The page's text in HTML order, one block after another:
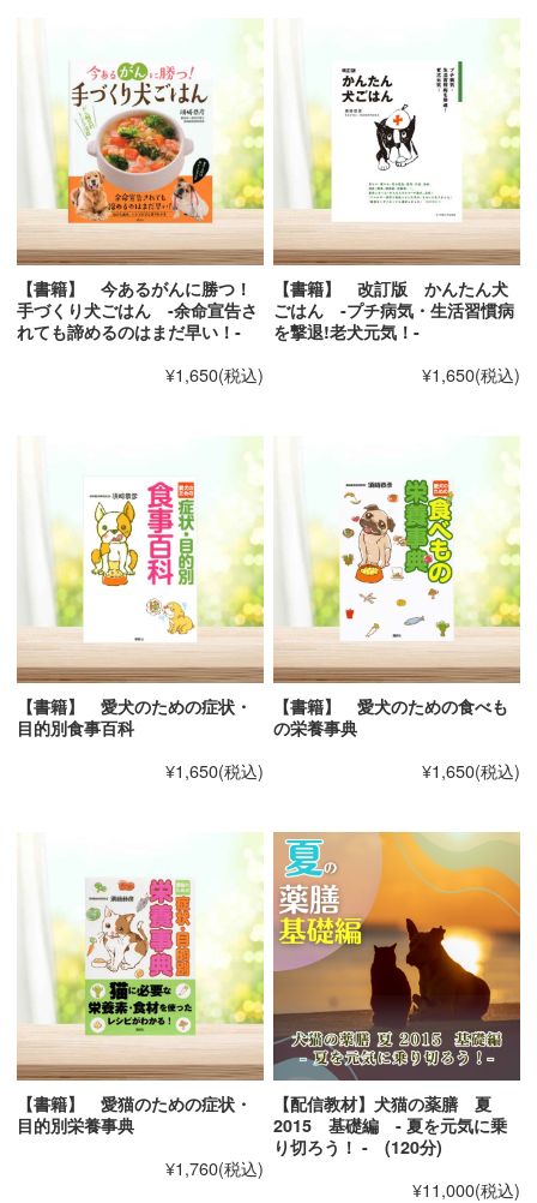
手軽に始められるものですのですし、レシピの内容も
実践で使われているものですから
安心してこの本を参考にしてみてください。
インスタントフードより食材から調理したごはんを食
べさせたいけれど
「時間短縮できたらうれしいな…」という愛犬家に、
入門書としてオススメの一冊です。
ｃｈａｐｔｅｒ ３ 不調の原因を取り除く
病気予防レシピ
・白身魚の野菜蒸し
・豆乳入りとろろそば
・根菜と鶏肉のだし煮込み
・豚肉と野菜のごま炒め
・牛肉サラダ
・魚のきのこのせ
・キャベツと鶏肉のとろみ煮
・鶏肉と大根のやわらか煮
・肉豆腐うどん
ＯＮＥ ＰＯＩＮＴ ＡＤＶＩＣＥ ０２犬の好
みの見つけ方
ｃｈａｐｔｅｒ ４ すぐにできるらくらく
お手軽レシピ
・２種類のタレで食べる焼き肉
・ごほうびすき焼き
・サイコロステーキのヨーグルトソース添え
・カジキマグロのあんかけ
・時間がないときでも一緒にごはん
ＯＮＥ ＰＯＩＮＴ ＡＤＶＩＣＥ ０３簡単時
短テクニック
ｃｈａｐｔｅｒ ５ 特別な日に楽しみたい
イベントレシピ
・いちごのレアチーズケーキ
・ショートロールケーキ
・かぼちゃケーキ
【書籍】 今あるがんに勝つ！
手づくり犬ごはん -余命宣告さ
れても諦めるのはまだ早い！-
¥1,650(税込)
【書籍】 改訂版 かんたん犬
ごはん -プチ病気・生活習慣病
を撃退!老犬元気！-
¥1,650(税込)
【書籍】 愛犬のための症状・
目的別食事百科
¥1,650(税込)
【書籍】 愛犬のための食べも
の栄養事典
¥1,650(税込)
【書籍】 愛猫のための症状・
目的別栄養事典
¥1,760(税込)
【配信教材】犬猫の薬膳 夏
2015 基礎編 - 夏を元気に乗
り切ろう！ - (120分)
¥11,000(税込)